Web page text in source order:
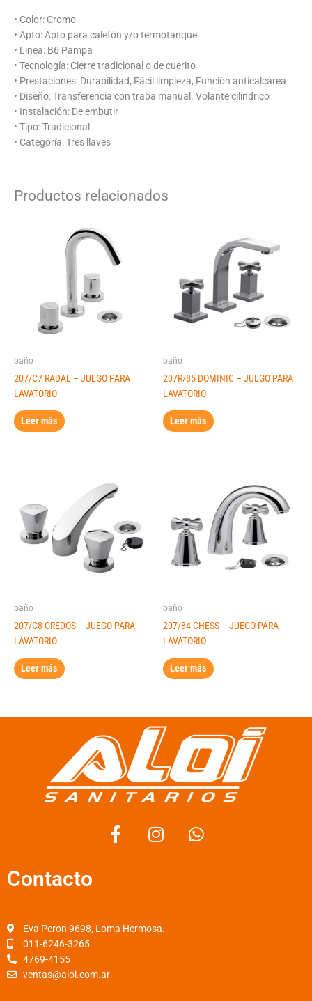
• Color: Cromo
• Apto: Apto para calefón y/o termotanque
• Linea: B6 Pampa
• Tecnología: Cierre tradicional o de cuerito
• Prestaciones: Durabilidad, Fácil limpieza, Función anticalcárea
• Diseño: Transferencia con traba manual. Volante cilindrico
• Instalación: De embutir
• Tipo: Tradicional
• Categoría: Tres llaves
Productos relacionados
baño
207/C7 RADAL – JUEGO PARA
LAVATORIO
Leer más
baño
207R/85 DOMINIC – JUEGO PARA
LAVATORIO
Leer más
baño
207/C8 GREDOS – JUEGO PARA
LAVATORIO
Leer más
baño
207/84 CHESS – JUEGO PARA
LAVATORIO
Leer más
F
a
o
I
n
r
W
h
Contacto
Eva Peron 9698, Loma Hermosa.
011-6246-3265
4769-4155
ventas@aloi.com.ar